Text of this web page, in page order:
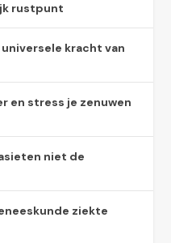
rustpunt
kracht van
en stress je zenuwen
niet de
ziekte